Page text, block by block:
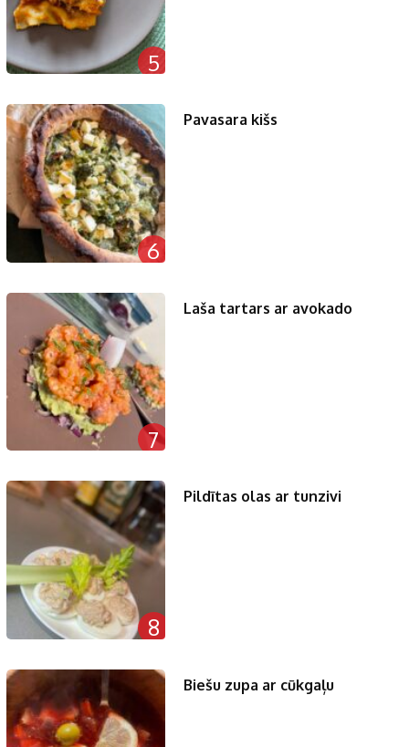
5
6
Pavasara kišs
7
Laša tartars ar avokado
8
Pildītas olas ar tunzivi
Biešu zupa ar cūkgaļu